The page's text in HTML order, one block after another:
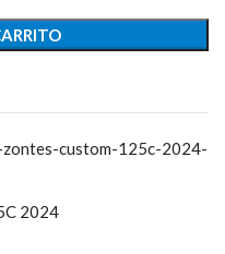
custom-125c-2024-
2024